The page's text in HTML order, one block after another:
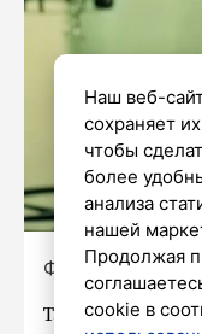
Фото: Кадр из
Таллула
Наш веб-
сохраняет
чтобы
более
анализа
нашей
Продолжая
cookie в